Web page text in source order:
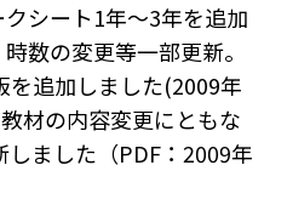
シート1年～3年を追加
数の変更等一部更新。
を追加しました(2009年
材の内容変更にともな
ました（PDF：2009年